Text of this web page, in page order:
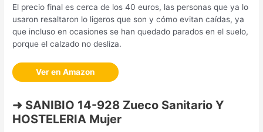
El precio final es cerca de los 40 euros, las personas que ya lo
usaron resaltaron lo ligeros que son y cómo evitan caídas, ya
que incluso en ocasiones se han quedado parados en el suelo,
porque el calzado no desliza.
Ver en Amazon
➜ SANIBIO 14-928 Zueco Sanitario Y
HOSTELERIA Mujer